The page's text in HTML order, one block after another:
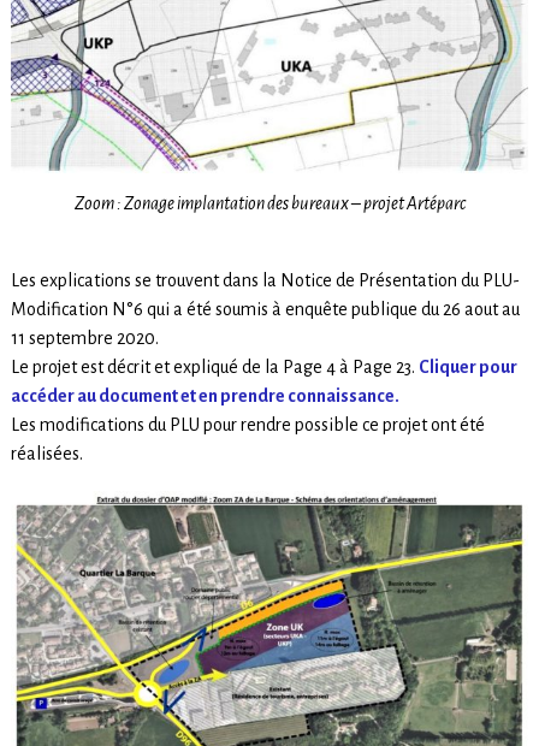
Zoom : Zonage implantation des bureaux – projet Artéparc
Les explications se trouvent dans la Notice de Présentation du PLU-
Modification N°6 qui a été soumis à enquête publique du 26 aout au
11 septembre 2020.
Le projet est décrit et expliqué de la Page 4 à Page 23. Cliquer pour
accéder au document et en prendre connaissance.
Les modifications du PLU pour rendre possible ce projet ont été
réalisées.